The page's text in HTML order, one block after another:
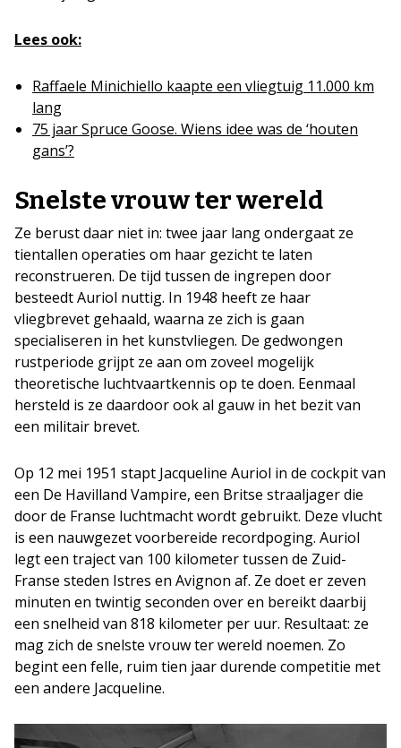
Lees ook:
Raffaele Minichiello kaapte een vliegtuig 11.000 km
lang
75 jaar Spruce Goose. Wiens idee was de ‘houten
gans’?
Snelste vrouw ter wereld
Ze berust daar niet in: twee jaar lang ondergaat ze
tientallen operaties om haar gezicht te laten
reconstrueren. De tijd tussen de ingrepen door
besteedt Auriol nuttig. In 1948 heeft ze haar
vliegbrevet gehaald, waarna ze zich is gaan
specialiseren in het kunstvliegen. De gedwongen
rustperiode grijpt ze aan om zoveel mogelijk
theoretische luchtvaartkennis op te doen. Eenmaal
hersteld is ze daardoor ook al gauw in het bezit van
een militair brevet.
Op 12 mei 1951 stapt Jacqueline Auriol in de cockpit van
een De Havilland Vampire, een Britse straaljager die
door de Franse luchtmacht wordt gebruikt. Deze vlucht
is een nauwgezet voorbereide recordpoging. Auriol
legt een traject van 100 kilometer tussen de Zuid-
Franse steden Istres en Avignon af. Ze doet er zeven
minuten en twintig seconden over en bereikt daarbij
een snelheid van 818 kilometer per uur. Resultaat: ze
mag zich de snelste vrouw ter wereld noemen. Zo
begint een felle, ruim tien jaar durende competitie met
een andere Jacqueline.